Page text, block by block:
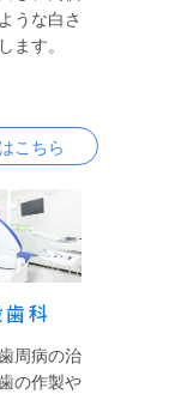
うな白さ
ます。
こちら
科
周病の治
の作製や